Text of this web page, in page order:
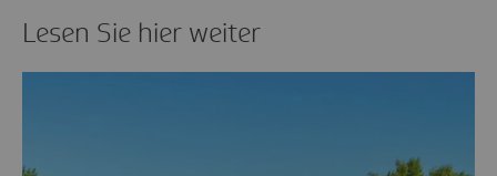
Lesen Sie hier weiter